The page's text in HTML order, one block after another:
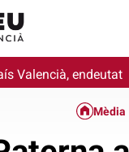
Valencià, endeutat
Mèdia